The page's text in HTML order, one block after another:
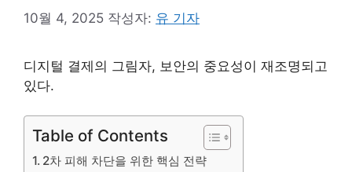
10월 4, 2025 작성자: 유 기자
디지털 결제의 그림자, 보안의 중요성이 재조명되고
있다.
Table of Contents
2차 피해 차단을 위한 핵심 전략